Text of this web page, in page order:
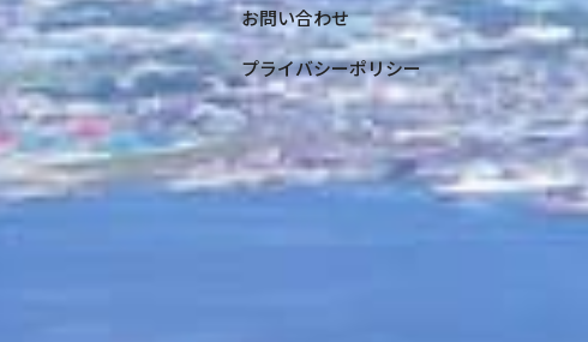
お問い合わせ
プライバシーポリシー